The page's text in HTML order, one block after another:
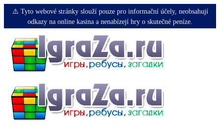
⚠️ Tyto webové stránky slouží pouze pro informační účely, neobsahují
odkazy na online kasina a nenabízejí hry o skutečné peníze.